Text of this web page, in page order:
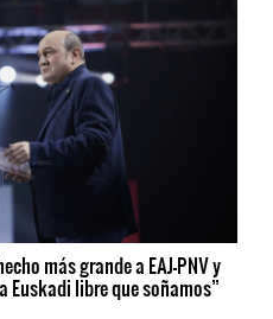
más grande a EAJ-PNV y
Euskadi libre que soñamos”